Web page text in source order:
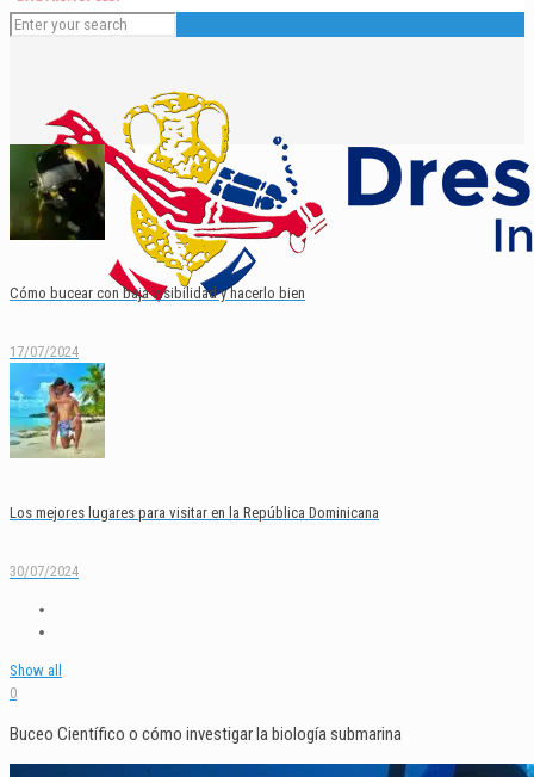
Español
English
Cómo bucear con baja visibilidad y hacerlo bien
17/07/2024
Los mejores lugares para visitar en la República Dominicana
30/07/2024
Show all
0
Buceo Científico o cómo investigar la biología submarina